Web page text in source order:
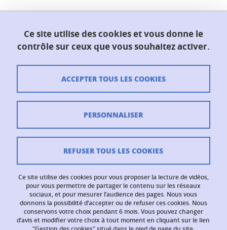
UFR PhITEM (Physique, Ingénierie, Terre,
Environnement, Mécanique)
38400 Saint-Martin-d'Hères
Contacts
Mentions légales
Données personnelles
Gestion des cookies
Politique des cookies
Ce site utilise des cookies et vous donne le
contrôle sur ceux que vous souhaitez activer.
Ce site utilise des cookies pour vous proposer la lecture de vidéos,
pour vous permettre de partager le contenu sur les réseaux
sociaux, et pour mesurer l’audience des pages. Nous vous
donnons la possibilité d’accepter ou de refuser ces cookies. Nous
conservons votre choix pendant 6 mois. Vous pouvez changer
d’avis et modifier votre choix à tout moment en cliquant sur le lien
ACCEPTER TOUS LES COOKIES
REFUSER TOUS LES COOKIES
PERSONNALISER